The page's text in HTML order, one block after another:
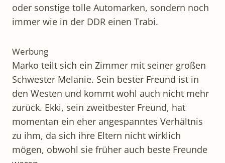
oder sonstige tolle Automarken, sondern noch
immer wie in der DDR einen Trabi.
Werbung
Marko teilt sich ein Zimmer mit seiner großen
Schwester Melanie. Sein bester Freund ist in
den Westen und kommt wohl auch nicht mehr
zurück. Ekki, sein zweitbester Freund, hat
momentan ein eher angespanntes Verhältnis
zu ihm, da sich ihre Eltern nicht wirklich
mögen, obwohl sie früher auch beste Freunde